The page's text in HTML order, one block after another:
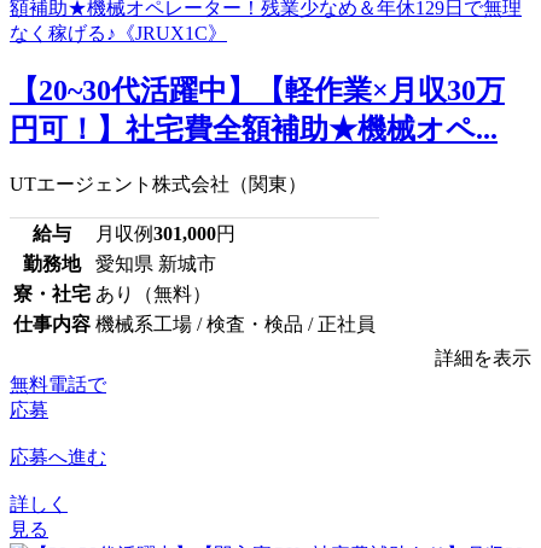
【20~30代活躍中】【軽作業×月収30万
円可！】社宅費全額補助★機械オペ...
UTエージェント株式会社（関東）
給与 月収例301,000円
勤務地
愛知県 新城市
寮・社宅 あり（無料）
仕事内容 機械系工場 / 検査・検品 / 正社員
詳細を表示
無料電話で
応募
応募へ進む
詳しく
見る